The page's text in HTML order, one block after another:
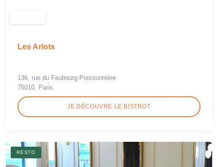
Les Arlots
136, rue du Faubourg-Poissonnière
75010, Paris
JE DÉCOUVRE LE BISTROT
RESTO